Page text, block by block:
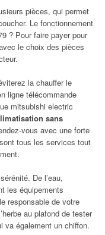
pièces, qui permet
Le fonctionnement
? Pour faire payer pour
le choix des pièces
la chauffer le
ligne télécommande
mitsubishi electric
sans
vous avec une forte
tous les services tout
De l’eau,
les équipements
responsable de votre
au plafond de tester
va également un chiffon.